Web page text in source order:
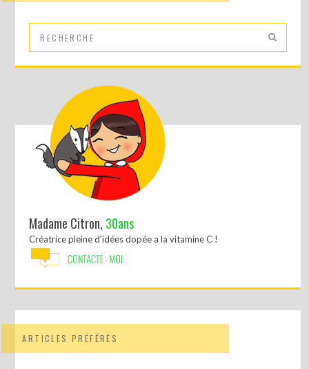
Madame Citron, 30ans
Créatrice pleine d'idées dopée a la vitamine C !
ARTICLES PRÉFÉRÉS